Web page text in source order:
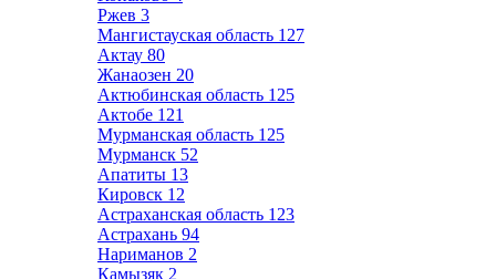
Ржев 3
Мангистауская область 127
Актау 80
Жанаозен 20
Актюбинская область 125
Актобе 121
Мурманская область 125
Мурманск 52
Апатиты 13
Кировск 12
Астраханская область 123
Астрахань 94
Нариманов 2
Камызяк 2